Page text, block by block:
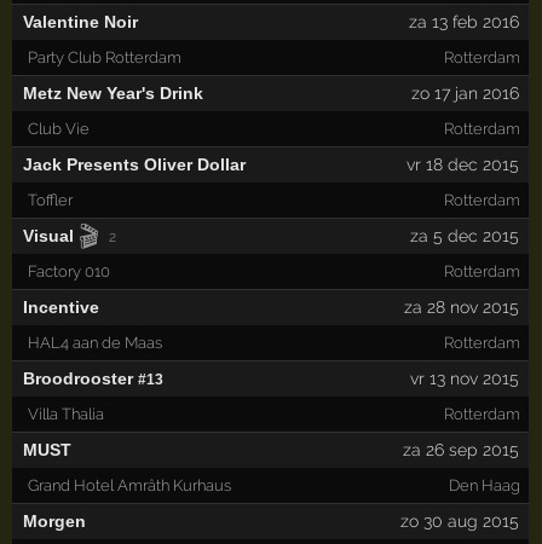
Valentine Noir za 13 feb 2016
Party Club Rotterdam Rotterdam
Metz New Year's Drink zo 17 jan 2016
Club Vie Rotterdam
Jack Presents Oliver Dollar vr 18 dec 2015
Toffler Rotterdam
Visual 🎬 2 za 5 dec 2015
Factory 010 Rotterdam
Incentive za 28 nov 2015
HAL4 aan de Maas Rotterdam
Broodrooster #13 vr 13 nov 2015
Villa Thalia Rotterdam
MUST za 26 sep 2015
Grand Hotel Amrâth Kurhaus Den Haag
Morgen zo 30 aug 2015